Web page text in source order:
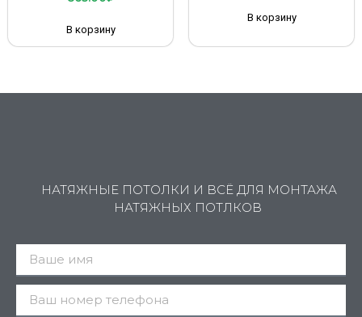
В корзину
В корзину
НАТЯЖНЫЕ ПОТОЛКИ И ВСЁ ДЛЯ МОНТАЖА
НАТЯЖНЫХ ПОТЛКОВ